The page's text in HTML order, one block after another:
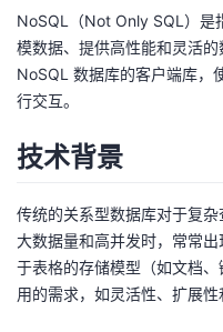
者
我
客
论
坛
的
圈
我
的
我
NoSQL（Not Only SQL）是
模数据、提供高性能和灵活
NoSQL 数据库的客户端库，
行交互。
技术背景
传统的关系型数据库对于复
大数据量和高并发时，常常
于表格的存储模型（如文档
用的需求，如灵活性、扩展性